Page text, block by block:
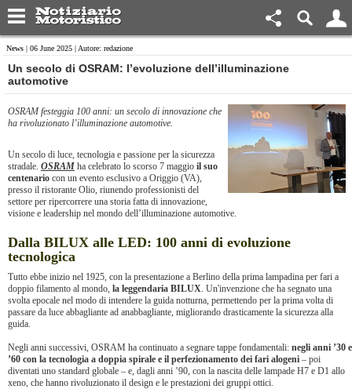
News | 06 June 2025 | Autore: redazione
Un secolo di OSRAM: l’evoluzione dell’illuminazione
automotive
OSRAM festeggia 100 anni: un secolo di innovazione che
ha rivoluzionato l’illuminazione automotive.
Un secolo di luce, tecnologia e passione per la sicurezza
stradale. OSRAM ha celebrato lo scorso 7 maggio il suo
centenario con un evento esclusivo a Origgio (VA),
presso il ristorante Olio, riunendo professionisti del
settore per ripercorrere una storia fatta di innovazione,
visione e leadership nel mondo dell’illuminazione automotive.
Dalla BILUX alle LED: 100 anni di evoluzione
tecnologica
Tutto ebbe inizio nel 1925, con la presentazione a Berlino della prima lampadina per fari a
doppio filamento al mondo, la leggendaria BILUX. Un'invenzione che ha segnato una
svolta epocale nel modo di intendere la guida notturna, permettendo per la prima volta di
passare da luce abbagliante ad anabbagliante, migliorando drasticamente la sicurezza alla
guida.
Negli anni successivi, OSRAM ha continuato a segnare tappe fondamentali: negli anni ’30 e
’60 con la tecnologia a doppia spirale e il perfezionamento dei fari alogeni – poi
diventati uno standard globale – e, dagli anni ’90, con la nascita delle lampade H7 e D1 allo
xeno, che hanno rivoluzionato il design e le prestazioni dei gruppi ottici.